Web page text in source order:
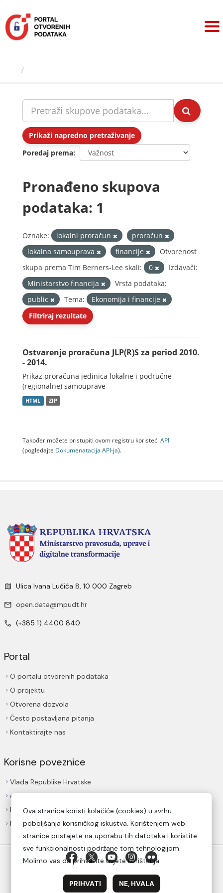
sadržaj
Prikaži napredno pretraživanje
Poredaj prema
Pronađeno skupova
podataka: 1
Oznake: lokalni proračun
proračun
lokalna samouprava
financije
Otvorenost
skupa prema Tim Berners-Lee skali:
0
Izdavači:
Ministarstvo financija
Vrsta podataka:
public
Tema:
Ekonomija i financije
Filtriraj rezultate
Ostvarenje proračuna JLP(R)S za period 2010.
- 2014.
Prikaz proračuna jedinica lokalne i područne
(regionalne) samouprave
HTML ZIP
Također možete pristupiti ovom registru koristeći API
(pogledajte Dokumenаtаcijа API-jа).